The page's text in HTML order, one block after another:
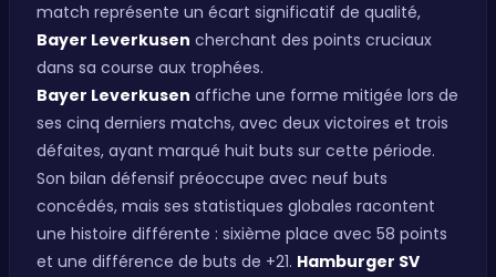
match représente un écart significatif de qualité,
Bayer Leverkusen cherchant des points cruciaux
dans sa course aux trophées.
Bayer Leverkusen affiche une forme mitigée lors de
ses cinq derniers matchs, avec deux victoires et trois
défaites, ayant marqué huit buts sur cette période.
Son bilan défensif préoccupe avec neuf buts
concédés, mais ses statistiques globales racontent
une histoire différente : sixième place avec 58 points
et une différence de buts de +21. Hamburger SV